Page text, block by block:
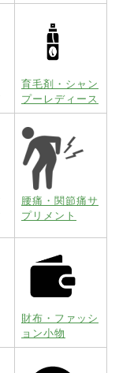
育毛剤・シャン
プーレディース
腰痛・関節痛サ
プリメント
財布・ファッシ
ョン小物